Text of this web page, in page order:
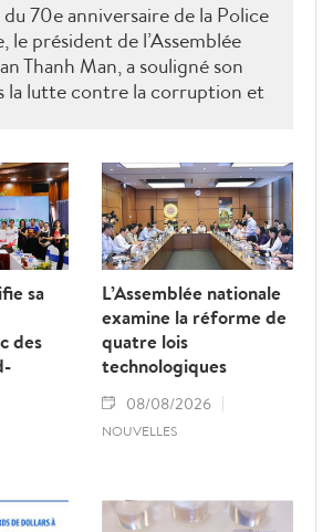
du 70e anniversaire de la Police
le président de l’Assemblée
Thanh Man, a souligné son
la lutte contre la corruption et
sa
des
L’Assemblée nationale
examine la réforme de
quatre lois
technologiques
08/08/2026
NOUVELLES